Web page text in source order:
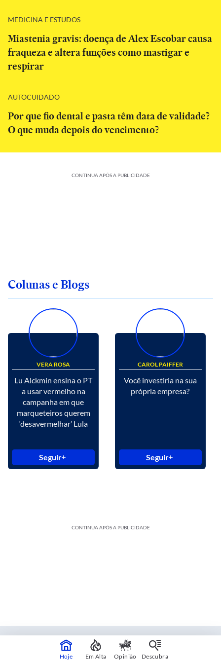
MEDICINA E ESTUDOS
Miastenia gravis: doença de Alex Escobar causa
fraqueza e altera funções como mastigar e
respirar
AUTOCUIDADO
Por que fio dental e pasta têm data de validade?
O que muda depois do vencimento?
CONTINUA APÓS A PUBLICIDADE
Colunas e Blogs
VERA ROSA
Lu Alckmin ensina o PT
a usar vermelho na
campanha em que
marqueteiros querem
‘desavermelhar’ Lula
Seguir
CAROL PAIFFER
Você investiria na sua
própria empresa?
Seguir
CONTINUA APÓS A PUBLICIDADE
Estadão Blue Studio
Hoje Em Alta Opinião Descubra